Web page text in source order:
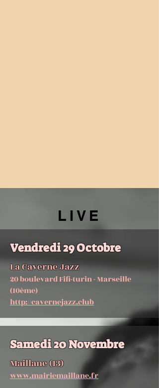
LIVE
Vendredi 29 Octobre
La Caverne Jazz
20 boulevard Fifi-turin - Marseille
(10ème)
http://cavernejazz.club
Samedi 20 Novembre
Maillane (13)
www.mairiemaillane.fr